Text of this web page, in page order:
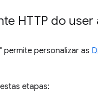
HTTP do user
permite personalizar as
etapas: